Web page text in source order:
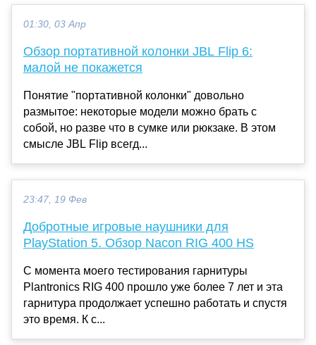
01:30, 03 Апр
Обзор портативной колонки JBL Flip 6:
малой не покажется
Понятие "портативной колонки" довольно
размытое: некоторые модели можно брать с
собой, но разве что в сумке или рюкзаке. В этом
смысле JBL Flip всегд...
23:47, 19 Фев
Добротные игровые наушники для
PlayStation 5. Обзор Nacon RIG 400 HS
С момента моего тестирования гарнитуры
Plantronics RIG 400 прошло уже более 7 лет и эта
гарнитура продолжает успешно работать и спустя
это время. К с...